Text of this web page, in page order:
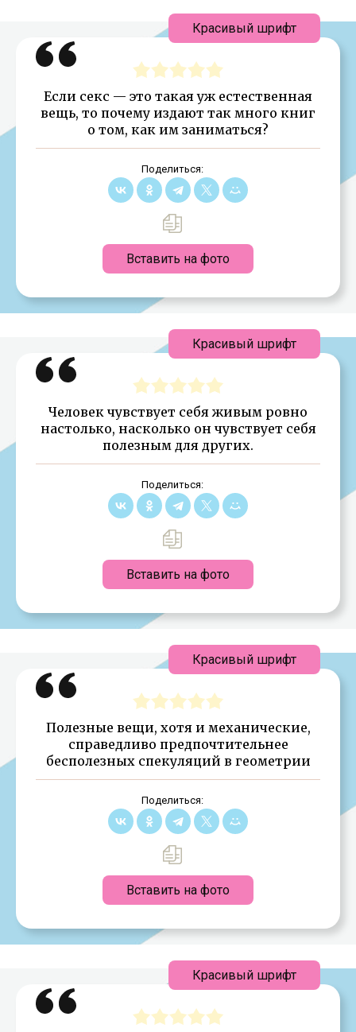
Если секс — это такая уж естественная
вещь, то почему издают так много книг
о том, как им заниматься?
Поделиться:
Вставить на фото
Красивый шрифт
Человек чувствует себя живым ровно
настолько, насколько он чувствует себя
полезным для других.
Поделиться:
Вставить на фото
Красивый шрифт
Полезные вещи, хотя и механические,
справедливо предпочтительнее
бесполезных спекуляций в геометрии
Поделиться:
Вставить на фото
Красивый шрифт
Красивый шрифт